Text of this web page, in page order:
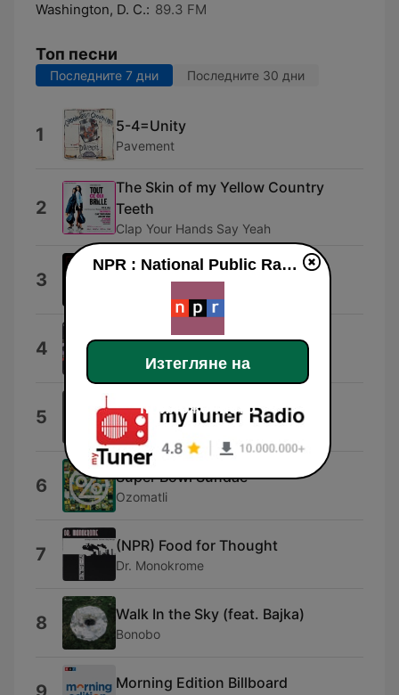
Washington, D. C.: 89.3 FM
Топ песни
Последните 7 дни Последните 30 дни
1 5-4=Unity
Pavement
2
The Skin of my Yellow Country
Teeth
Clap Your Hands Say Yeah
3 Synthesizer
4 Cissy Strut
The Meters
5 Future People
Alabama Shakes
6 Super Bowl Sundae
Ozomatli
7 (NPR) Food for Thought
Dr. Monokrome
8 Walk In the Sky (feat. Bajka)
Bonobo
Morning Edition Billboard
NPR : National Public Radio
Изтегляне на
приложението